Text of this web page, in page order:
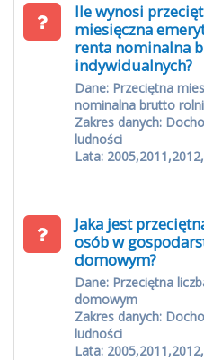
Ile wynosi
miesięczna
renta nominalna
indywidualnych?
Dane: Przeciętna
nominalna brutto
Zakres danych:
ludności
Lata:
Jaka jest
osób w
domowym?
Dane: Przeciętna
domowym
Zakres danych:
ludności
Lata: